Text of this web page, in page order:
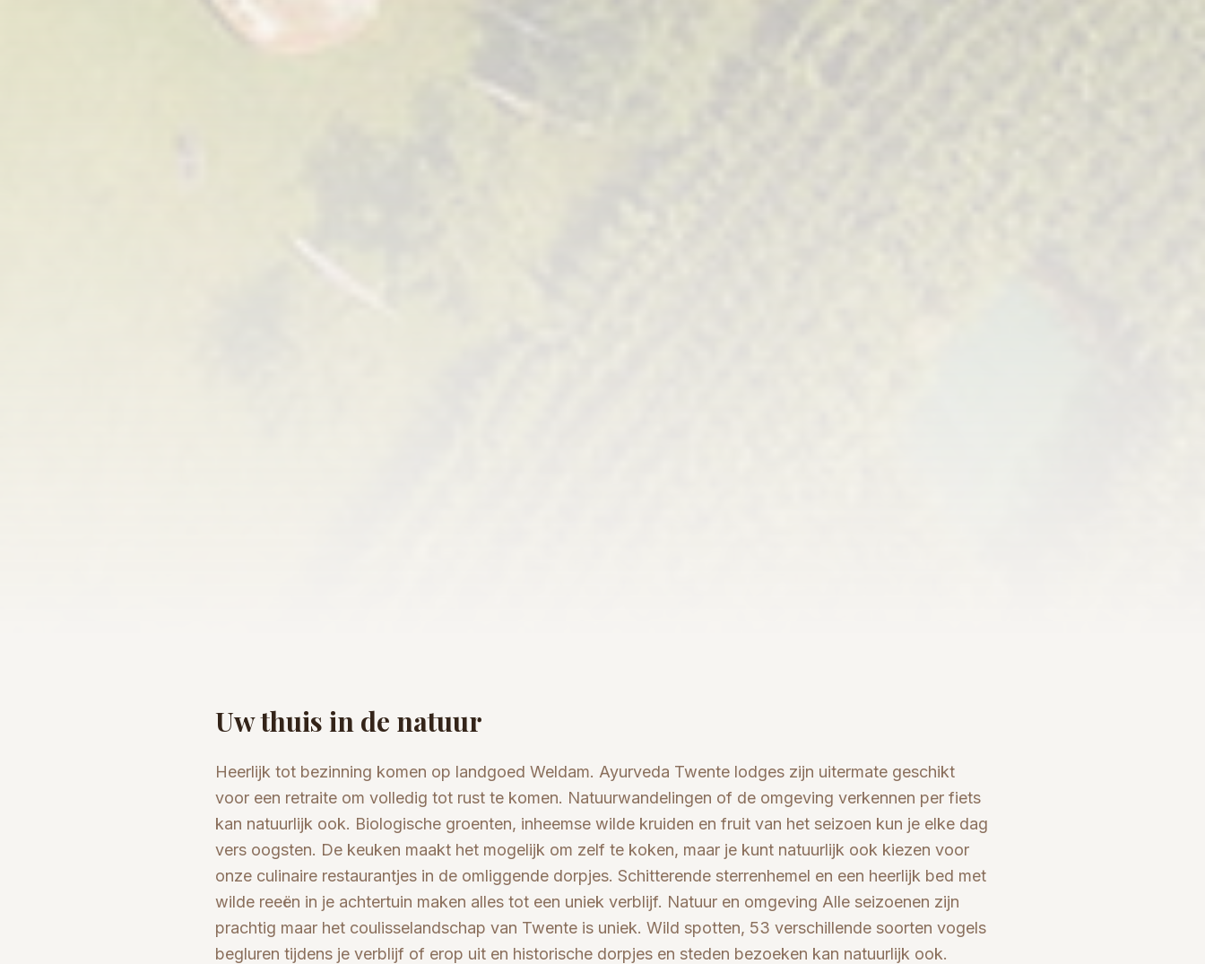
Uw thuis in de natuur
Heerlijk tot bezinning komen op landgoed Weldam. Ayurveda Twente lodges zijn uitermate geschikt
voor een retraite om volledig tot rust te komen. Natuurwandelingen of de omgeving verkennen per fiets
kan natuurlijk ook. Biologische groenten, inheemse wilde kruiden en fruit van het seizoen kun je elke dag
vers oogsten. De keuken maakt het mogelijk om zelf te koken, maar je kunt natuurlijk ook kiezen voor
onze culinaire restaurantjes in de omliggende dorpjes. Schitterende sterrenhemel en een heerlijk bed met
wilde reeën in je achtertuin maken alles tot een uniek verblijf. Natuur en omgeving Alle seizoenen zijn
prachtig maar het coulisselandschap van Twente is uniek. Wild spotten, 53 verschillende soorten vogels
begluren tijdens je verblijf of erop uit en historische dorpjes en steden bezoeken kan natuurlijk ook.